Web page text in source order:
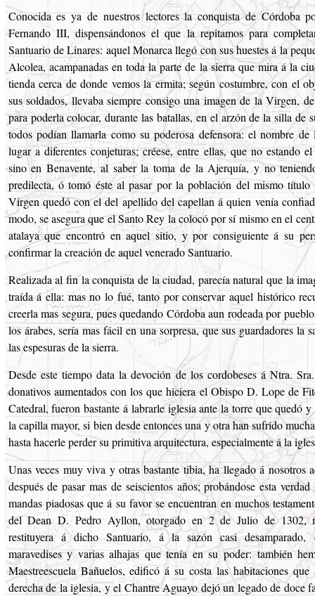
Conocida es ya de nuestros lectores la conquista de Córdoba
Fernando III, dispensándonos el que la repitamos para
Santuario de Linares: aquel Monarca llegó con sus huestes á la
Alcolea, acampanadas en toda la parte de la sierra que mira á la
tienda cerca de donde vemos la ermita; según costumbre, con el
sus soldados, llevaba siempre consigo una imagen de la Virgen,
para poderla colocar, durante las batallas, en el arzón de la silla de
todos podían llamarla como su poderosa defensora: el nombre de
lugar a diferentes conjeturas; créese, entre ellas, que no estando
sino en Benavente, al saber la toma de la Ajerquía, y no
predilecta, ó tomó éste al pasar por la población del mismo
Virgen quedó con el del apellido del capellan á quien venía
modo, se asegura que el Santo Rey la colocó por sí mismo en el
atalaya que encontró en aquel sitio, y por consiguiente á su
confirmar la creación de aquel venerado Santuario.
Realizada al fin la conquista de la ciudad, parecía natural que la
traída á ella: mas no lo fué, tanto por conservar aquel histórico
creerla mas segura, pues quedando Córdoba aun rodeada por
los árabes, sería mas fácil en una sorpresa, que sus guardadores la
las espesuras de la sierra.
Desde este tiempo data la devoción de los cordobeses á Ntra.
donativos aumentados con los que hiciera el Obispo D. Lope de
Catedral, fueron bastante á labrarle iglesia ante la torre que quedó
la capilla mayor, si bien desde entonces una y otra han sufrido
hasta hacerle perder su primitiva arquitectura, especialmente á la
Unas veces muy viva y otras bastante tibia, ha llegado á nosotros
después de pasar mas de seiscientos años; probándose esta
mandas piadosas que á su favor se encuentran en muchos
del Dean D. Pedro Ayllon, otorgado en 2 de Julio de 1302,
restituyera á dicho Santuario, á la sazón casi desamparado,
maravedises y varias alhajas que tenía en su poder: también
Maestreescuela Bañuelos, edificó á su costa las habitaciones
derecha de la iglesia, y el Chantre Aguayo dejó un legado de doce